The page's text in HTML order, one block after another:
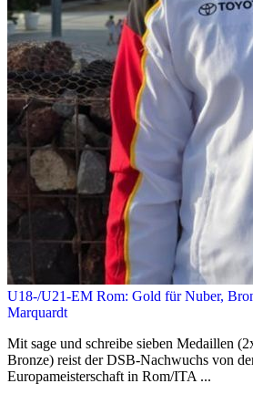
U18-/U21-EM Rom: Gold für Nuber,
Marquardt
Mit sage und schreibe sieben Medaillen
Bronze) reist der DSB-Nachwuchs von
Europameisterschaft in Rom/ITA ...